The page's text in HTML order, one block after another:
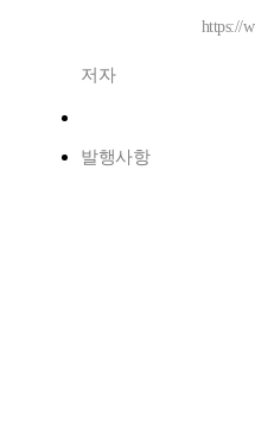
https://
저자
발행사항